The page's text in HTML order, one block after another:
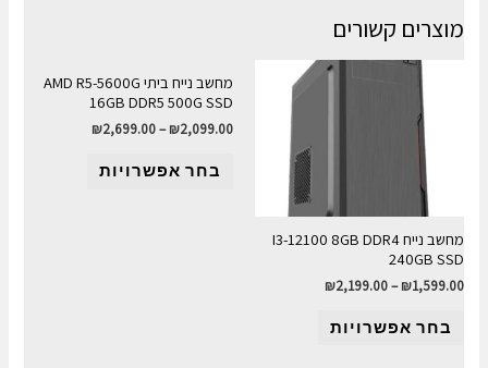
מוצרים קשורים
מחשב נייח I3-12100 8GB DDR4
240GB SSD
₪1,599.00
–
₪2,199.00
בחר אפשרויות
מחשב נייח ביתי AMD R5-5600G
16GB DDR5 500G SSD
₪2,099.00
–
₪2,699.00
בחר אפשרויות